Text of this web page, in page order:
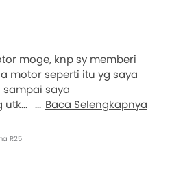
moge, knp sy memberi
motor seperti itu yg saya
saya
Baca Selengkapnya
R25